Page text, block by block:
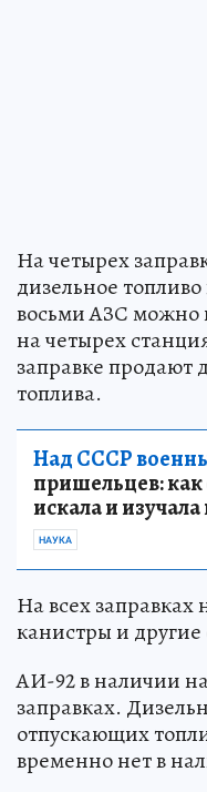
На четырех
дизельное
восьми АЗС можно
на четырех
заправке продают
топлива.
Над СССР
пришельцев: как
искала и
НАУКА
На всех заправках
канистры и другие
АИ-92 в наличии
заправках.
отпускающих
временно нет в